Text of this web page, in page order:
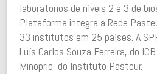
laboratórios de níveis 2 e 3 de
Plataforma integra a Rede
33 institutos em 25 países. A
Luís Carlos Souza Ferreira, do
Minoprio, do Instituto Pasteur.